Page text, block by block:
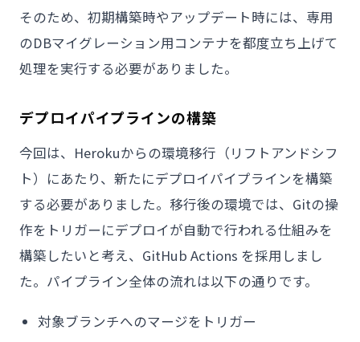
そのため、初期構築時やアップデート時には、専用
のDBマイグレーション用コンテナを都度立ち上げて
処理を実行する必要がありました。
デプロイパイプラインの構築
今回は、Herokuからの環境移行（リフトアンドシフ
ト）にあたり、新たにデプロイパイプラインを構築
する必要がありました。移行後の環境では、Gitの操
作をトリガーにデプロイが自動で行われる仕組みを
構築したいと考え、GitHub Actions を採用しまし
た。パイプライン全体の流れは以下の通りです。
対象ブランチへのマージをトリガー